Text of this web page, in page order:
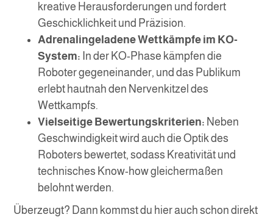
kreative Herausforderungen und fordert
Geschicklichkeit und Präzision.
Adrenalingeladene Wettkämpfe im KO-
System: In der KO-Phase kämpfen die
Roboter gegeneinander, und das Publikum
erlebt hautnah den Nervenkitzel des
Wettkampfs.
Vielseitige Bewertungskriterien: Neben
Geschwindigkeit wird auch die Optik des
Roboters bewertet, sodass Kreativität und
technisches Know-how gleichermaßen
belohnt werden.
Überzeugt? Dann kommst du hier auch schon direkt